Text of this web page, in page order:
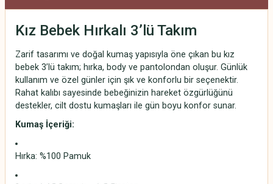
Kız Bebek Hırkalı 3’lü Takım
Zarif tasarımı ve doğal kumaş yapısıyla öne çıkan bu kız
bebek 3’lü takım; hırka, body ve pantolondan oluşur. Günlük
kullanım ve özel günler için şık ve konforlu bir seçenektir.
Rahat kalıbı sayesinde bebeğinizin hareket özgürlüğünü
destekler, cilt dostu kumaşları ile gün boyu konfor sunar.
Kumaş İçeriği:
Hırka: %100 Pamuk